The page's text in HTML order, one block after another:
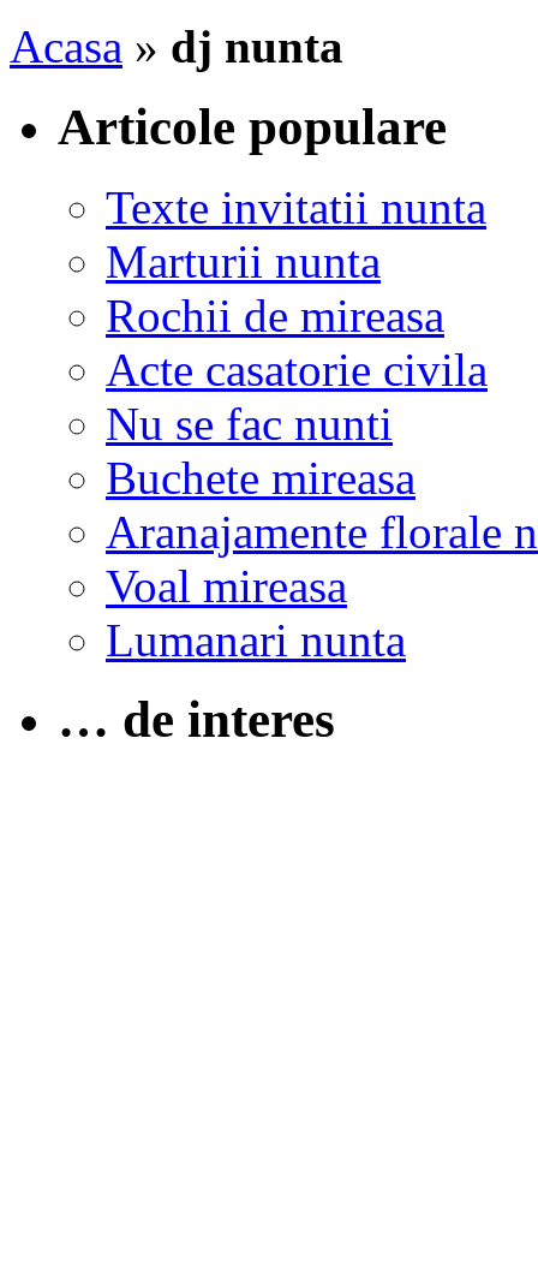
Acasa » dj nunta
Articole populare
Texte invitatii nunta
Marturii nunta
Rochii de mireasa
Acte casatorie civila
Nu se fac nunti
Buchete mireasa
Aranajamente florale
Voal mireasa
Lumanari nunta
… de interes